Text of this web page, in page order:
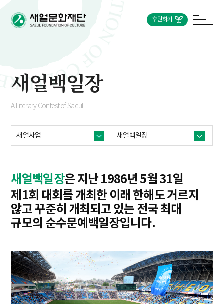
후원하기
새얼백일장
A Literary Contest of Saeul
새얼사업 새얼백일장
새얼백일장은 지난 1986년 5월 31일
제1회 대회를 개최한 이래 한해도 거르지
않고 꾸준히 개최되고 있는 전국 최대
규모의 순수문예백일장입니다.